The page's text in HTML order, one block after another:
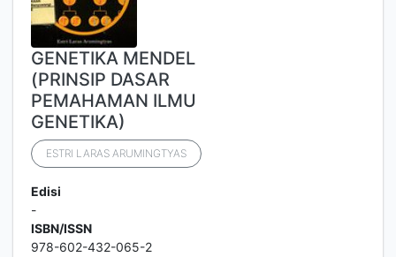
GENETIKA MENDEL
(PRINSIP DASAR
PEMAHAMAN ILMU
GENETIKA)
ESTRI LARAS ARUMINGTYAS
Edisi
-
ISBN/ISSN
978-602-432-065-2